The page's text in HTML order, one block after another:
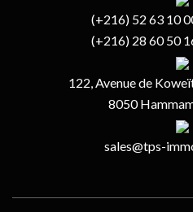
(+216) 52 63 10
(+216) 28 60 50
122, Avenue de
8050
sales@tps-